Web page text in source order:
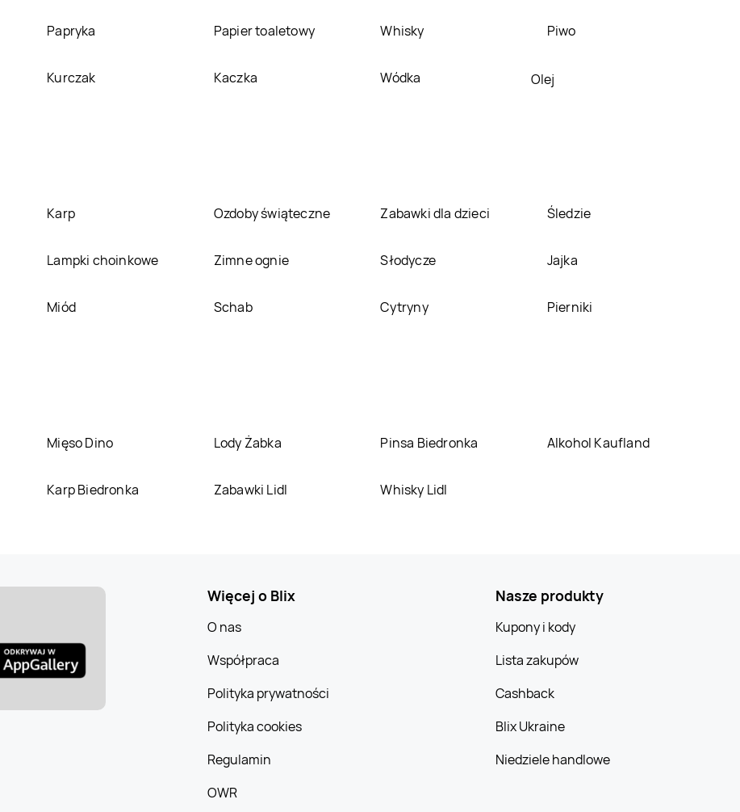
Papryka Papier toaletowy Whisky Piwo
Kurczak Kaczka Wódka Olej
Karp Ozdoby świąteczne Zabawki dla dzieci Śledzie
Lampki choinkowe Zimne ognie Słodycze Jajka
Miód Schab Cytryny Pierniki
Mięso Dino Lody Żabka Pinsa Biedronka Alkohol Kaufland
Karp Biedronka Zabawki Lidl Whisky Lidl
Więcej o Blix
O nas
Współpraca
Polityka prywatności
Polityka cookies
Regulamin
OWR
Nasze produkty
Kupony i kody
Lista zakupów
Cashback
Blix Ukraine
Niedziele handlowe